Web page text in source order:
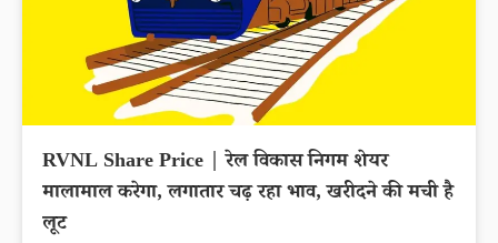
RVNL Share Price | रेल विकास निगम शेयर
मालामाल करेगा, लगातार चढ़ रहा भाव, खरीदने की मची है
लूट